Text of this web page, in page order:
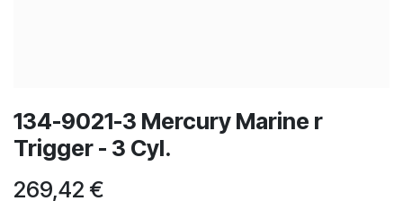
134-9021-3 Mercury Marine r
Trigger - 3 Cyl.
269,42 €